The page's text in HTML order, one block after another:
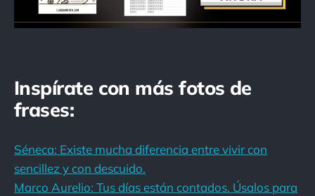
Inspírate con más fotos de
frases:
Séneca: Existe mucha diferencia entre vivir con
sencillez y con descuido.
Marco Aurelio: Tus días están contados. Úsalos para